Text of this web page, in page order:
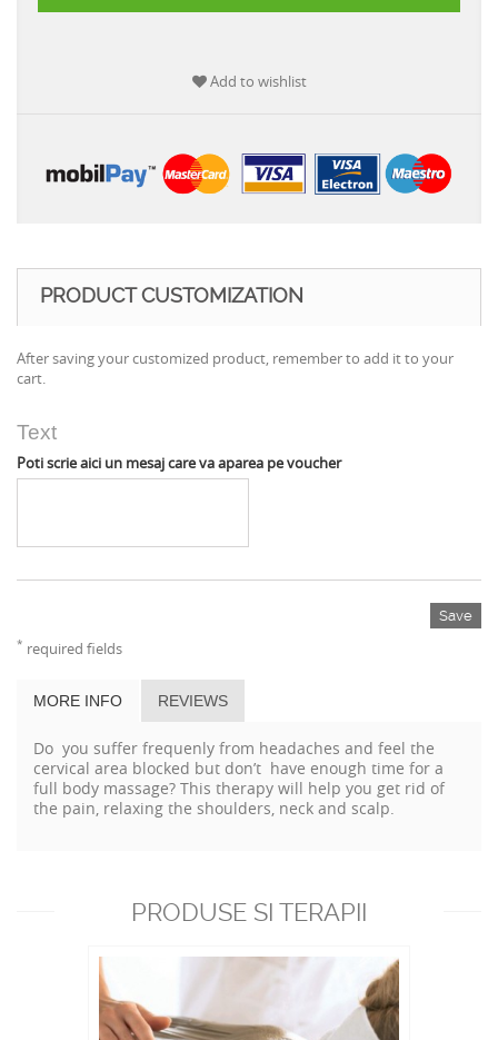
Add to wishlist
PRODUCT CUSTOMIZATION
After saving your customized product, remember to add it to your
cart.
Text
Poti scrie aici un mesaj care va aparea pe voucher
Save
* required fields
MORE INFO REVIEWS
Do you suffer frequenly from headaches and feel the
cervical area blocked but don’t have enough time for a
full body massage? This therapy will help you get rid of
the pain, relaxing the shoulders, neck and scalp.
PRODUSE SI TERAPII
RECOMANDATE